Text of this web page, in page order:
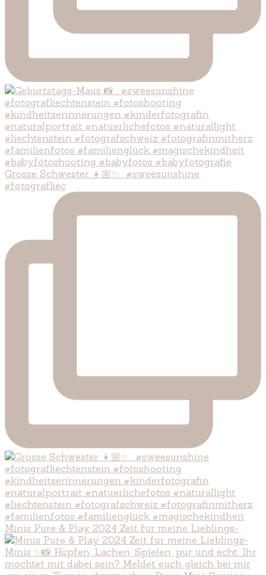
Grosse Schwester 👧🏼✨ . #sweesunshine
#fotografliec
Minis Pure & Play 2024 Zeit für meine Lieblings-